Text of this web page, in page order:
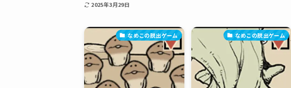
2025年3月29日
なめこの脱出ゲーム なめこの脱出ゲーム